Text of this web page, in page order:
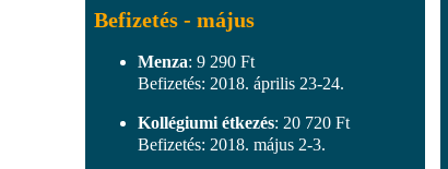
Befizetés - május
Menza: 9 290 Ft
Befizetés: 2018. április 23-24.
Kollégiumi étkezés: 20 720 Ft
Befizetés: 2018. május 2-3.